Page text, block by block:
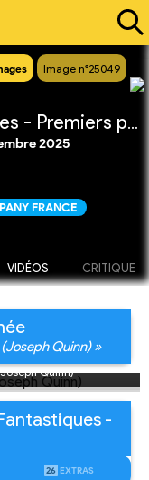
Image n°25049
Les 4 Fantastiques - Premiers pas
2025
FRANCE
VIDÉOS CRITIQUE
Quinn) »
Quinn)
-
26 EXTRAS